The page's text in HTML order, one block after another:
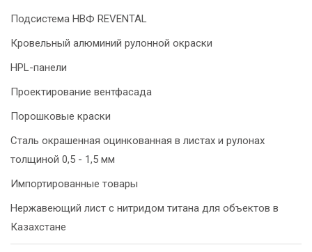
Подсистема НВФ REVENTAL
Кровельный алюминий рулонной окраски
HPL-панели
Проектирование вентфасада
Порошковые краски
Сталь окрашенная оцинкованная в листах и рулонах
толщиной 0,5 - 1,5 мм
Импортированные товары
Нержавеющий лист с нитридом титана для объектов в
Казахстане